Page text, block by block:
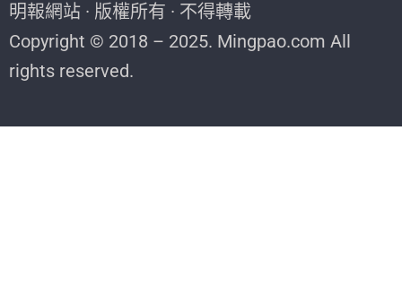
明報網站 · 版權所有 · 不得轉載
Copyright © 2018 – 2025. Mingpao.com All
rights reserved.